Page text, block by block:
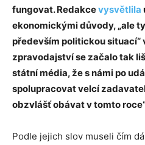
fungovat. Redakcevysvětlila
ekonomickými důvody, „ale
především politickou situací“
zpravodajství se začalo tak
státní média, že s námi po
spolupracovat velcí
obzvlášť obávat v tomto
Podle jejich slov museli čím